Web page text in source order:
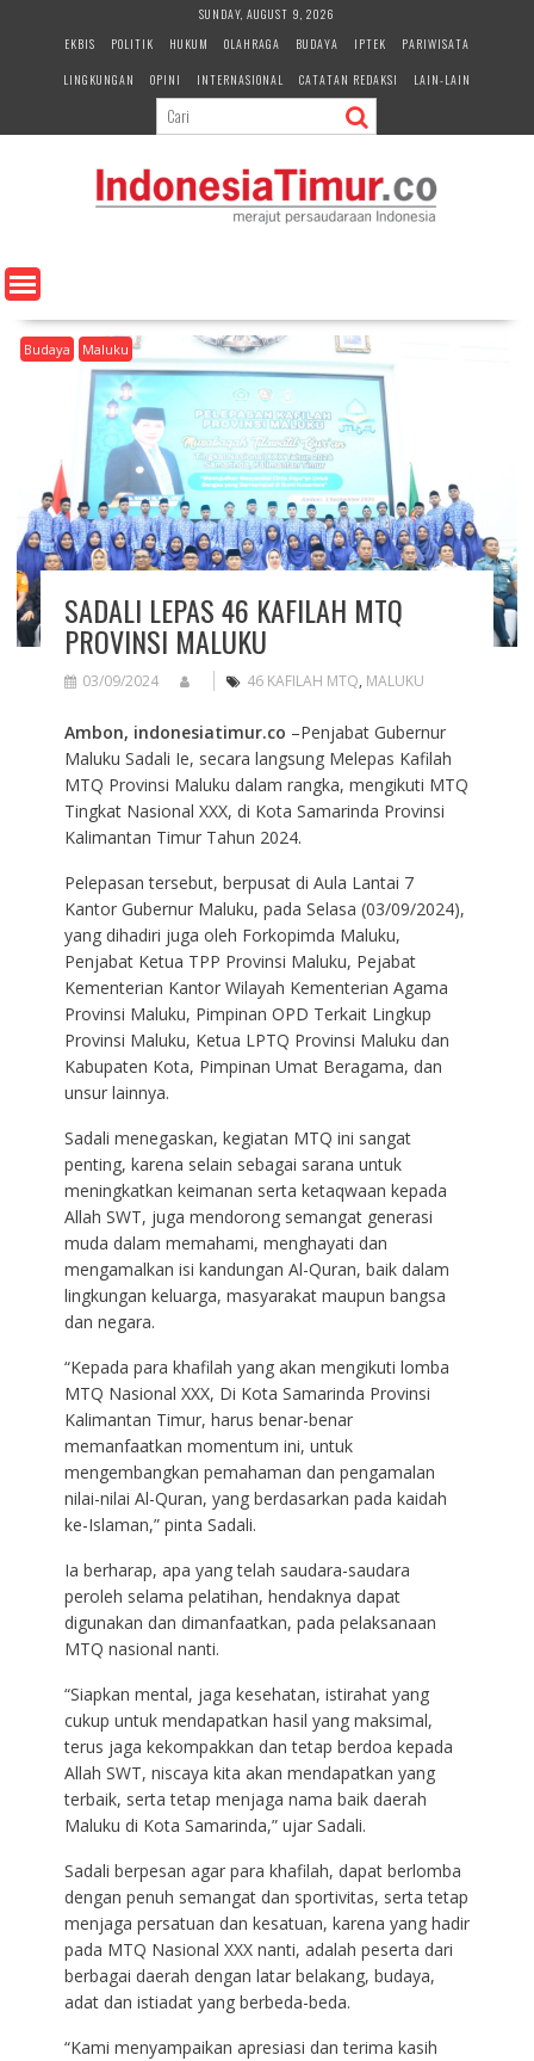
e
n
SUNDAY, AUGUST 9, 2026
EKBIS
POLITIK HUKUM OLAHRAGA BUDAYA IPTEK
PARIWISATA
LINGKUNGAN
OPINI INTERNASIONAL CATATAN REDAKSI LAIN-LAIN
Budaya Maluku
SADALI LEPAS 46 KAFILAH MTQ
PROVINSI MALUKU
03/09/2024 46 KAFILAH MTQ, MALUKU
Ambon, indonesiatimur.co –Penjabat Gubernur
Maluku Sadali Ie, secara langsung Melepas Kafilah
MTQ Provinsi Maluku dalam rangka, mengikuti MTQ
Tingkat Nasional XXX, di Kota Samarinda Provinsi
Kalimantan Timur Tahun 2024.
Pelepasan tersebut, berpusat di Aula Lantai 7
Kantor Gubernur Maluku, pada Selasa (03/09/2024),
yang dihadiri juga oleh Forkopimda Maluku,
Penjabat Ketua TPP Provinsi Maluku, Pejabat
Kementerian Kantor Wilayah Kementerian Agama
Provinsi Maluku, Pimpinan OPD Terkait Lingkup
Provinsi Maluku, Ketua LPTQ Provinsi Maluku dan
Kabupaten Kota, Pimpinan Umat Beragama, dan
unsur lainnya.
Sadali menegaskan, kegiatan MTQ ini sangat
penting, karena selain sebagai sarana untuk
meningkatkan keimanan serta ketaqwaan kepada
Allah SWT, juga mendorong semangat generasi
muda dalam memahami, menghayati dan
mengamalkan isi kandungan Al-Quran, baik dalam
lingkungan keluarga, masyarakat maupun bangsa
dan negara.
“Kepada para khafilah yang akan mengikuti lomba
MTQ Nasional XXX, Di Kota Samarinda Provinsi
Kalimantan Timur, harus benar-benar
memanfaatkan momentum ini, untuk
mengembangkan pemahaman dan pengamalan
nilai-nilai Al-Quran, yang berdasarkan pada kaidah
ke-Islaman,” pinta Sadali.
Ia berharap, apa yang telah saudara-saudara
peroleh selama pelatihan, hendaknya dapat
digunakan dan dimanfaatkan, pada pelaksanaan
MTQ nasional nanti.
“Siapkan mental, jaga kesehatan, istirahat yang
cukup untuk mendapatkan hasil yang maksimal,
terus jaga kekompakkan dan tetap berdoa kepada
Allah SWT, niscaya kita akan mendapatkan yang
terbaik, serta tetap menjaga nama baik daerah
Maluku di Kota Samarinda,” ujar Sadali.
Sadali berpesan agar para khafilah, dapat berlomba
dengan penuh semangat dan sportivitas, serta tetap
menjaga persatuan dan kesatuan, karena yang hadir
pada MTQ Nasional XXX nanti, adalah peserta dari
berbagai daerah dengan latar belakang, budaya,
adat dan istiadat yang berbeda-beda.
“Kami menyampaikan apresiasi dan terima kasih